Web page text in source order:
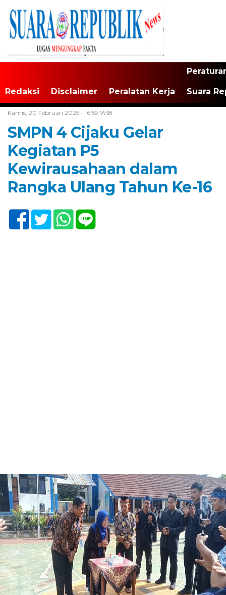
Redaksi Disclaimer Peralatan Kerja Suara
Kamis, 20 Februari 2025 - 16:59 WIB
SMPN 4 Cijaku Gelar
Kegiatan P5
Kewirausahaan dalam
Rangka Ulang Tahun Ke-16